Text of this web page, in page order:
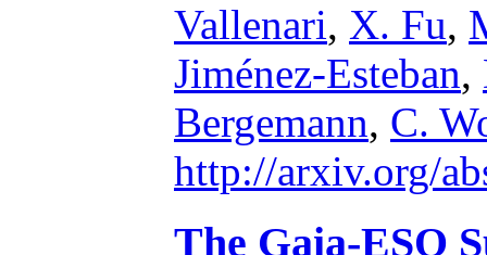
Vallenari, X. Fu,
Jiménez-Esteban,
Bergemann, C.
http://arxiv.org/
The Gaia-ESO